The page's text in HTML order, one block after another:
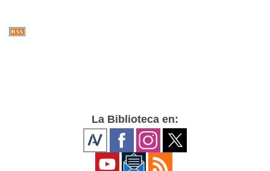
La Biblioteca en: